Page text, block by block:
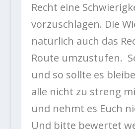
Recht eine
vorzuschlagen. Die
natürlich auch das
Route umzustufen.
und so sollte es
alle nicht zu streng
und nehmt es Euch
Und bitte bewertet